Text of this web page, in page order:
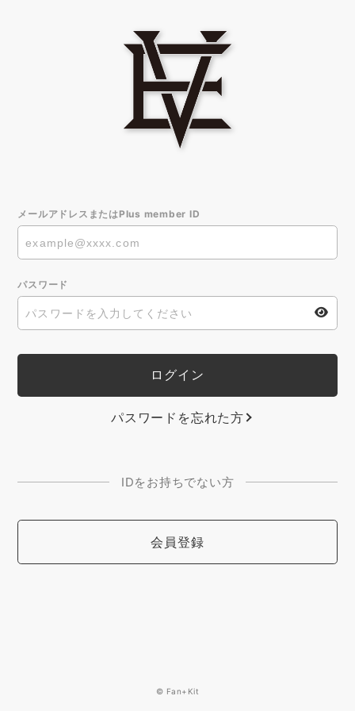
メールアドレスまたはPlus member ID
パスワード
パスワードを忘れた方
IDをお持ちでない方
会員登録
© Fan+Kit